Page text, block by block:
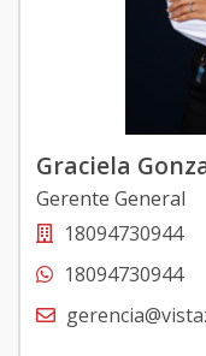
Graciela
Gerente General
18094730944
18094730944